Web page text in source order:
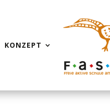
KONZEPT